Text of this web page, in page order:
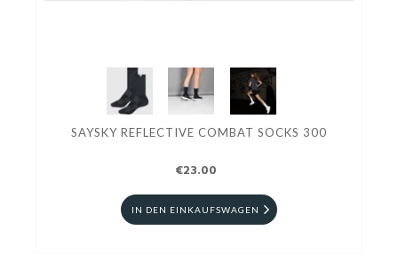
SAYSKY REFLECTIVE COMBAT SOCKS 300
€23.00
IN DEN EINKAUFSWAGEN